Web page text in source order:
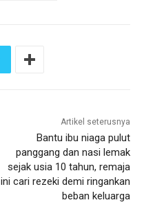
Artikel seterusnya
Bantu ibu niaga pulut
panggang dan nasi lemak
sejak usia 10 tahun, remaja
ini cari rezeki demi ringankan
beban keluarga